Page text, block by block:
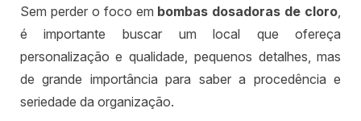
Sem perder o foco em bombas dosadoras de cloro,
é importante buscar um local que ofereça
personalização e qualidade, pequenos detalhes, mas
de grande importância para saber a procedência e
seriedade da organização.